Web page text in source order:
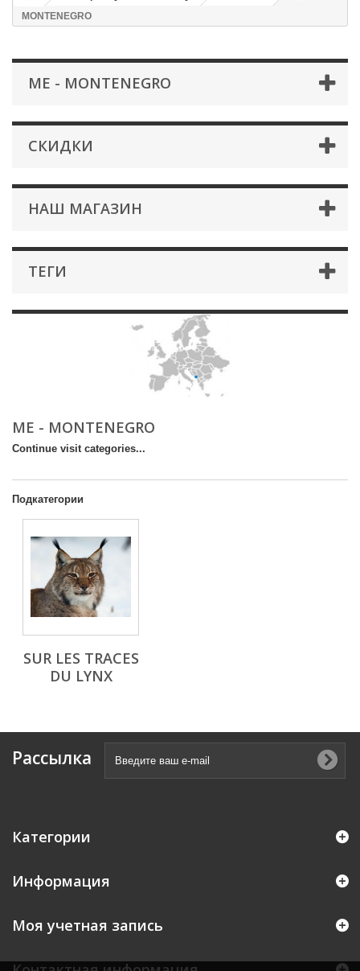
MONTENEGRO
ME - MONTENEGRO
СКИДКИ
НАШ МАГАЗИН
ТЕГИ
ME - MONTENEGRO
Continue visit categories...
Подкатегории
SUR LES TRACES
DU LYNX
Рассылка
Категории
Информация
Моя учетная запись